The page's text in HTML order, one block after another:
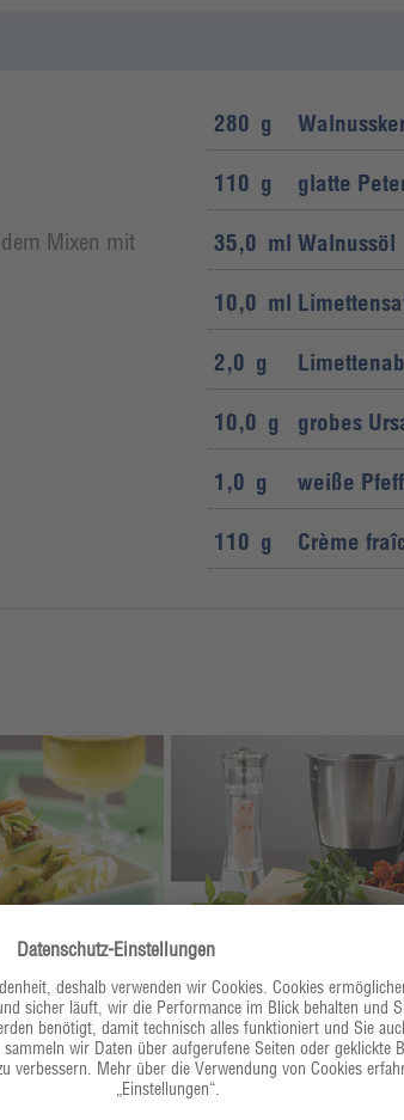
280 g
110 g glatte
35,0 ml Walnussöl
10,0 ml
2,0 g
10,0 g grobes
1,0 g weiße
110 g Crème
Mixen mit